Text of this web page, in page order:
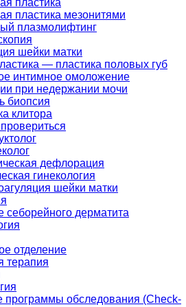
пластика
пластика мезонитями
плазмолифтинг
шейки матки
— пластика половых губ
интимное омоложение
при недержании мочи
биопсия
клитора
дефлорация
гинекология
шейки матки
себорейного дерматита
отделение
терапия
программы обследования (Check-